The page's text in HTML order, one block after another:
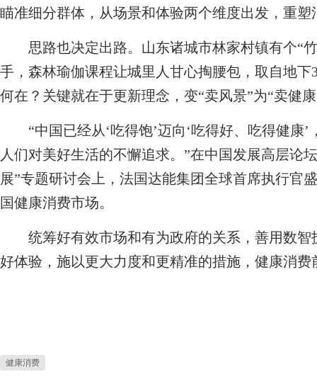
瞄准细分群体，从场景和体验两个维度出发，重塑
思路也决定出路。山东诸城市林家村镇有个“竹
手，森林瑜伽课程让城里人甘心掏腰包，取自地
何在？关键就在于更新理念，变“卖风景”为“卖健
“中国已经从‘吃得饱’迈向‘吃得好、吃得健康’
人们对美好生活的不懈追求。”在中国发展高层论
展”专题研讨会上，法国达能集团全球首席执行官
国健康消费市场。
统筹好有效市场和有为政府的关系，善用数智
好体验，施以更大力度和更精准的措施，健康消
健康消费